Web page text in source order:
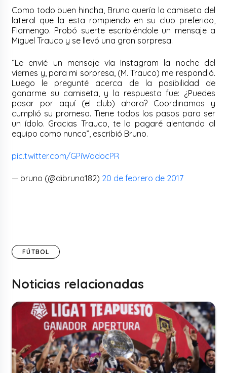
Como todo buen hincha, Bruno quería la camiseta del
lateral que la esta rompiendo en su club preferido,
Flamengo. Probó suerte escribiéndole un mensaje a
Miguel Trauco y se llevó una gran sorpresa.
“Le envié un mensaje vía Instagram la noche del
viernes y, para mi sorpresa, (M. Trauco) me respondió.
Luego le pregunté acerca de la posibilidad de
ganarme su camiseta, y la respuesta fue: ¿Puedes
pasar por aquí (el club) ahora? Coordinamos y
cumplió su promesa. Tiene todos los pasos para ser
un ídolo. Gracias Trauco, te lo pagaré alentando al
equipo como nunca”, escribió Bruno.
pic.twitter.com/GPiWadocPR
— bruno (@dibruno182) 20 de febrero de 2017
FÚTBOL
Noticias relacionadas